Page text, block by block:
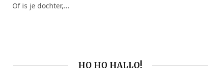
Of is je dochter,…
HO HO HALLO!